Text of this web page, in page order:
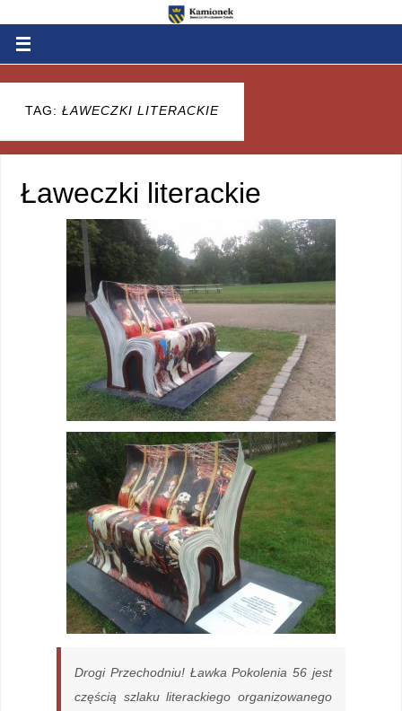
TAG: ŁAWECZKI LITERACKIE
Ławeczki literackie
Drogi Przechodniu! Ławka Pokolenia 56 jest
częścią szlaku literackiego organizowanego